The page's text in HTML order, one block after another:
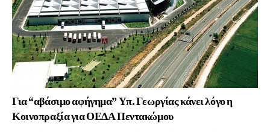
Για “αβάσιμο αφήγημα” Υπ. Γεωργίας κάνει λόγο η
Κοινοπραξία για ΟΕΔΑ Πεντακώμου